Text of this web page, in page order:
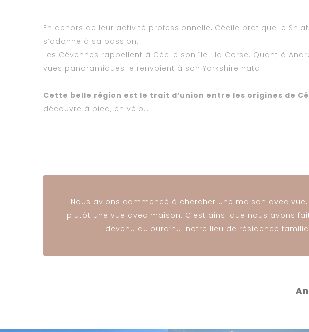
En dehors de leur activité professionnelle, Cécile pratique le
s’adonne à sa passion.
Les Cévennes rappellent à Cécile son île : la Corse. Quant à
vues panoramiques le renvoient à son Yorkshire natal.
Cette belle région est le trait d’union entre les origines de
découvre à pied, en vélo…
Nous avions commencé à chercher une maison avec
plutôt une vue avec maison. C’est ainsi que nous avons
devenu aujourd’hui notre lieu de résidence